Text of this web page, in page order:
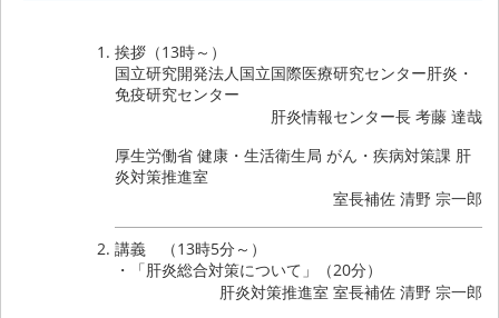
挨拶（13時～）
国立研究開発法人国立国際医療研究センター肝炎・
免疫研究センター
肝炎情報センター長 考藤 達哉
厚生労働省 健康・生活衛生局 がん・疾病対策課 肝
炎対策推進室
室長補佐 清野 宗一郎
講義 （13時5分～）
・「肝炎総合対策について」（20分）
肝炎対策推進室 室長補佐 清野 宗一郎